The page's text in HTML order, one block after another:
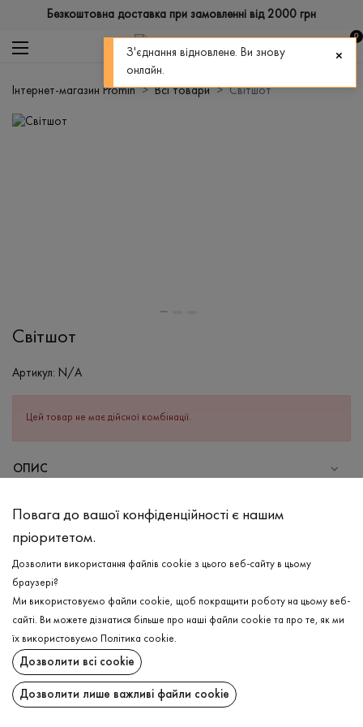
Безкоштовна доставка при замовленні від 2000 грн
0
Інтернет-магазин Promin Всі товари Світшот
Світшот
Артикул: N/A
Цей товар не має дійсної комбінації.
ОПИС
Бавовна - 100%
Прання в теплій воді (до 40°С)
Відбілювання заборонено
Прасувати при високій температурі
Можна віджимати і сушити в пральній машині
Хімчистка дозволена
ДОСТАВКА
ПОВЕРНЕННЯ
Повага до вашої конфіденційності є нашим
пріоритетом.
Дозволити використання файлів cookie з цього веб-сайту в цьому
браузері?
Ми використовуємо файли cookie, щоб покращити роботу на цьому веб-
сайті. Ви можете дізнатися більше про наші файли cookie та про те, як ми
їх використовуємо
Політика cookie.
Дозволити всі cookie
Дозволити лише важливі файли cookie
З'єднання відновлене. Ви знову
онлайн.